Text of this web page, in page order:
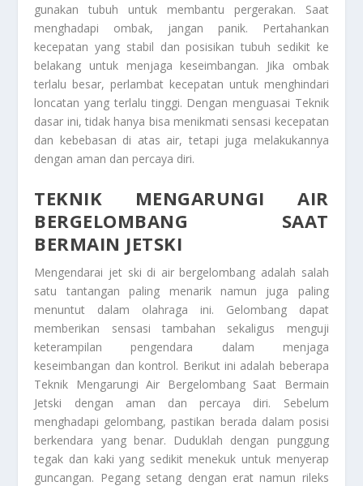
gunakan tubuh untuk membantu pergerakan. Saat
menghadapi ombak, jangan panik. Pertahankan
kecepatan yang stabil dan posisikan tubuh sedikit ke
belakang untuk menjaga keseimbangan. Jika ombak
terlalu besar, perlambat kecepatan untuk menghindari
loncatan yang terlalu tinggi. Dengan menguasai Teknik
dasar ini, tidak hanya bisa menikmati sensasi kecepatan
dan kebebasan di atas air, tetapi juga melakukannya
dengan aman dan percaya diri.
TEKNIK MENGARUNGI AIR
BERGELOMBANG SAAT
BERMAIN JETSKI
Mengendarai jet ski di air bergelombang adalah salah
satu tantangan paling menarik namun juga paling
menuntut dalam olahraga ini. Gelombang dapat
memberikan sensasi tambahan sekaligus menguji
keterampilan pengendara dalam menjaga
keseimbangan dan kontrol. Berikut ini adalah beberapa
Teknik Mengarungi Air Bergelombang Saat Bermain
Jetski dengan aman dan percaya diri. Sebelum
menghadapi gelombang, pastikan berada dalam posisi
berkendara yang benar. Duduklah dengan punggung
tegak dan kaki yang sedikit menekuk untuk menyerap
guncangan. Pegang setang dengan erat namun rileks